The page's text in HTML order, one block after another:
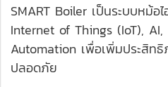
SMART Boiler เป็นระบบหม้อ
Internet of Things (IoT), AI,
Automation เพื่อเพิ่มประสิทธิ
ปลอดภัย